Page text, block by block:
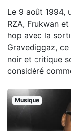
Le 9 août 1994,
RZA, Frukwan
hop avec la
Gravediggaz,
noir et critique
considéré
Musique